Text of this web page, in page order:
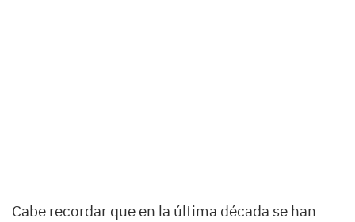
Cabe recordar que en la última década se han